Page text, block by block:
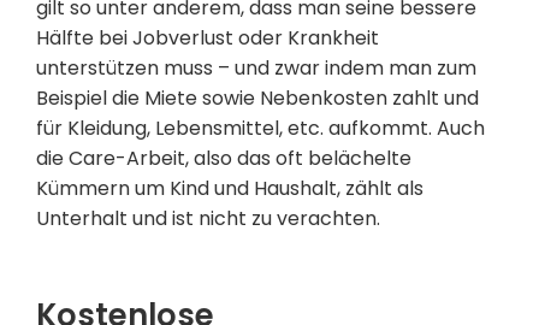
gilt so unter anderem, dass man seine bessere
Hälfte bei Jobverlust oder Krankheit
unterstützen muss – und zwar indem man zum
Beispiel die Miete sowie Nebenkosten zahlt und
für Kleidung, Lebensmittel, etc. aufkommt. Auch
die Care-Arbeit, also das oft belächelte
Kümmern um Kind und Haushalt, zählt als
Unterhalt und ist nicht zu verachten.
Kostenlose